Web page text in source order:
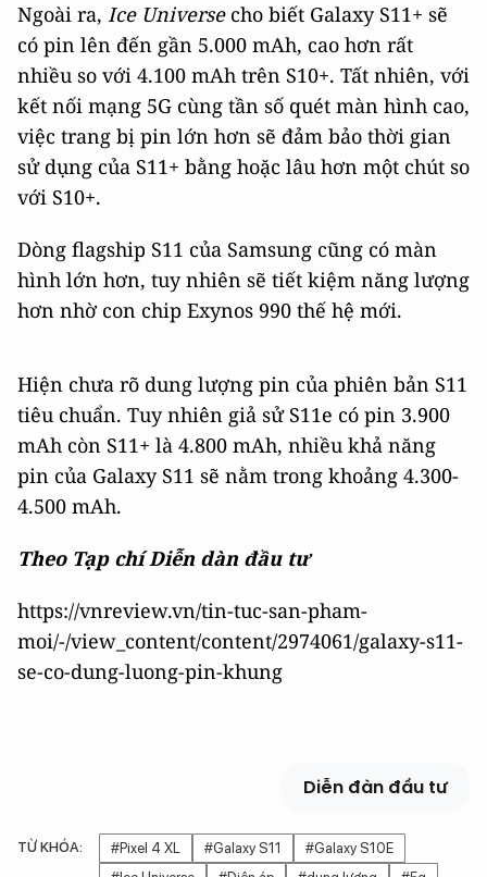
Ngoài ra, Ice Universecho biết Galaxy S11+ sẽ
có pin lên đến gần 5.000 mAh, cao hơn rất
nhiều so với 4.100 mAh trên S10+. Tất nhiên, với
kết nối mạng 5G cùng tần số quét màn hình cao,
việc trang bị pin lớn hơn sẽ đảm bảo thời gian
sử dụng của S11+ bằng hoặc lâu hơn một chút so
với S10+.
Dòng flagship S11 của Samsung cũng có màn
hình lớn hơn, tuy nhiên sẽ tiết kiệm năng lượng
hơn nhờ con chip Exynos 990 thế hệ mới.
Hiện chưa rõ dung lượng pin của phiên bản S11
tiêu chuẩn. Tuy nhiên giả sử S11e có pin 3.900
mAh còn S11+ là 4.800 mAh, nhiều khả năng
pin của Galaxy S11 sẽ nằm trong khoảng 4.300-
4.500 mAh.
Theo Tạp chí Diễn dàn đầu tư
https://vnreview.vn/tin-tuc-san-pham-
moi/-/view_content/content/2974061/galaxy-s11-
se-co-dung-luong-pin-khung
Diễn đàn đầu tư
TỪ KHÓA: #Pixel 4 XL #Galaxy S11
#Galaxy S10E